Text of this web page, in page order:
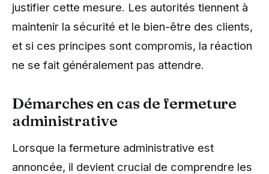
justifier cette mesure. Les autorités tiennent à
maintenir la sécurité et le bien-être des clients,
et si ces principes sont compromis, la réaction
ne se fait généralement pas attendre.
Démarches en cas de fermeture
administrative
Lorsque la fermeture administrative est
annoncée, il devient crucial de comprendre les